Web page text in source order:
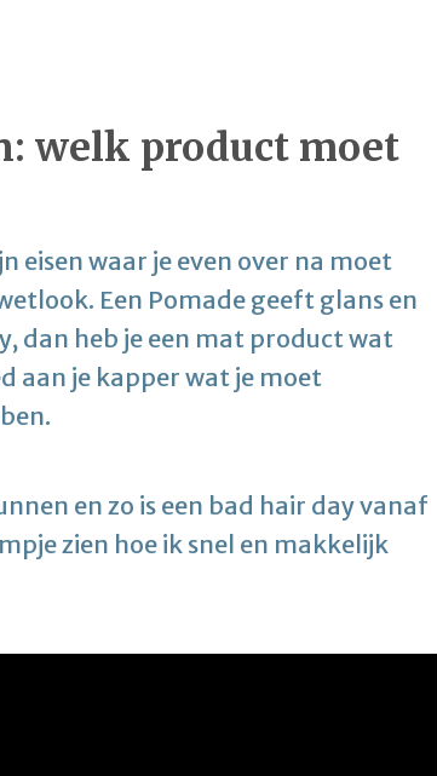
welk product moet
eisen waar je even over na moet
Een Pomade geeft glans en
dan heb je een mat product wat
aan je kapper wat je moet
en zo is een bad hair day vanaf
zien hoe ik snel en makkelijk